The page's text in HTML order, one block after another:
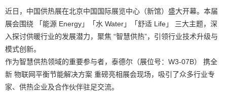
近日，中国供热展在北京中国国际展览中心（新馆）盛大开幕。本届
展会围绕 「能源 Energy」「水 Water」「舒适 Life」 三大主题，深
入探讨供暖行业的发展潜力，聚焦 “智慧供热”，引领行业技术升级与
模式创新。
作为智慧供热领域的重要参与者，泰德尔（展位号：W3-07B） 携全
新 物联网平衡节能解决方案 重磅亮相展会现场，吸引了众多行业专
家、供热企业及合作伙伴驻足交流。